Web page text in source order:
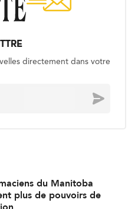
directement dans votre
Envoyer
du Manitoba
plus de pouvoirs de